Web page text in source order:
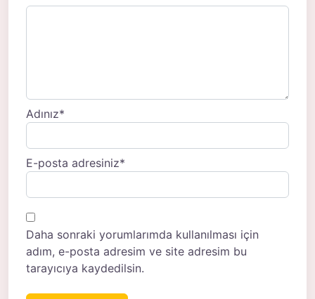
Adınız*
E-posta adresiniz*
Daha sonraki yorumlarımda kullanılması için
adım, e-posta adresim ve site adresim bu
tarayıcıya kaydedilsin.